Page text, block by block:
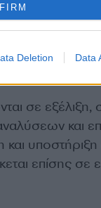
Deletion Data
σε
και
και
επίσης σε